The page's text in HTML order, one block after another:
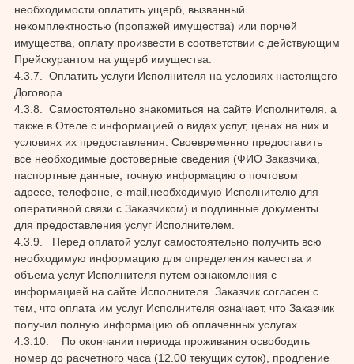
необходимости оплатить ущерб, вызванный
некомплектностью (пропажей имущества) или порчей
имущества, оплату произвести в соответствии с действующим
Прейскурантом на ущерб имущества.
4.3.7. Оплатить услуги Исполнителя на условиях настоящего
Договора.
4.3.8. Самостоятельно знакомиться на сайте Исполнителя, а
также в Отеле с информацией о видах услуг, ценах на них и
условиях их предоставления. Своевременно предоставить
все необходимые достоверные сведения (ФИО Заказчика,
паспортные данные, точную информацию о почтовом
адресе, телефоне, e-mail,необходимую Исполнителю для
оперативной связи с Заказчиком) и подлинные документы
для предоставления услуг Исполнителем.
4.3.9. Перед оплатой услуг самостоятельно получить всю
необходимую информацию для определения качества и
объема услуг Исполнителя путем ознакомления с
информацией на сайте Исполнителя. Заказчик согласен с
тем, что оплата им услуг Исполнителя означает, что Заказчик
получил полную информацию об оплаченных услугах.
4.3.10. По окончании периода проживания освободить
номер до расчетного часа (12.00 текущих суток), продление